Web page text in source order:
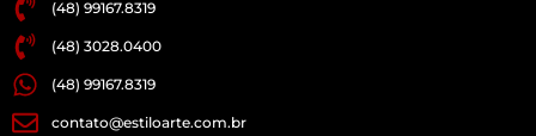
(48) 99167.8319
(48) 3028.0400
(48) 99167.8319
contato@estiloarte.com.br